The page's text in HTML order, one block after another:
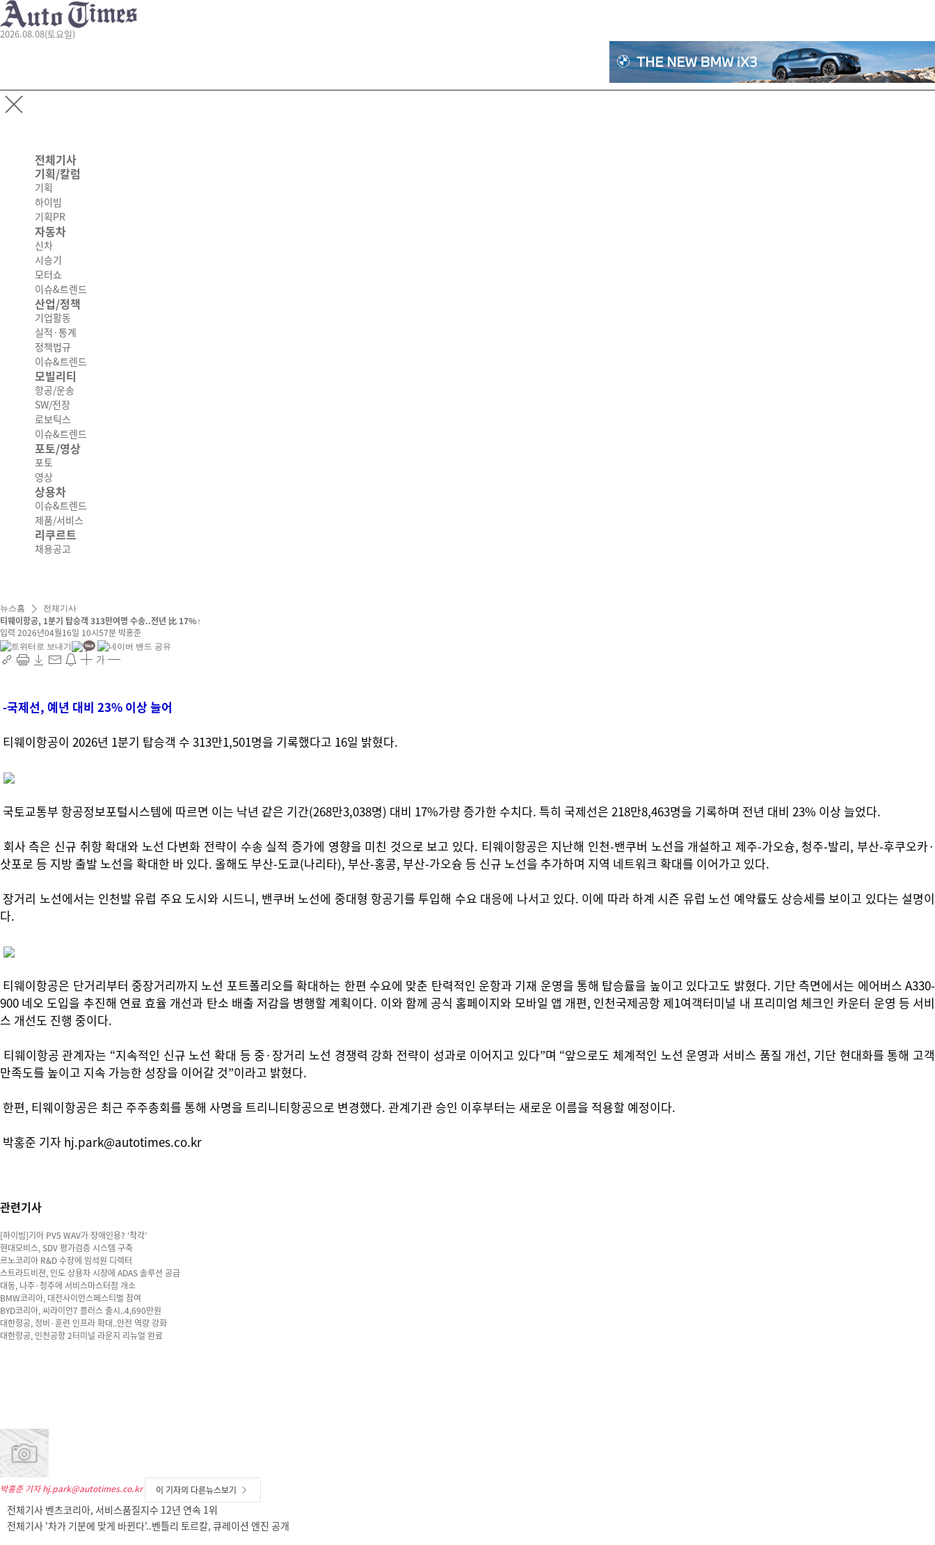
2026.08.08(토요일)
전체기사
기획/칼럼
기획
하이빔
기획PR
자동차
신차
시승기
모터쇼
이슈&트렌드
산업/정책
기업활동
실적·통계
정책법규
이슈&트렌드
모빌리티
항공/운송
SW/전장
로보틱스
이슈&트렌드
포토/영상
포토
영상
상용차
이슈&트렌드
제품/서비스
리쿠르트
채용공고
뉴스홈 전체기사
티웨이항공, 1분기 탑승객 313만여명 수송..전년 比 17%↑
입력 2026년04월16일 10시57분 박홍준
가
-국제선, 예년 대비 23% 이상 늘어
티웨이항공이 2026년 1분기 탑승객 수 313만1,501명을 기록했다고 16일 밝혔다.
국토교통부 항공정보포털시스템에 따르면 이는 낙년 같은 기간(268만3,038명) 대비 17%가량 증가한 수치다. 특히 국제선은 218만8,463명을 기록하며 전년 대비 23% 이상 늘었다.
회사 측은 신규 취항 확대와 노선 다변화 전략이 수송 실적 증가에 영향을 미친 것으로 보고 있다. 티웨이항공은 지난해 인천-밴쿠버 노선을 개설하고 제주-가오슝, 청주-발리, 부산-후쿠오카·
삿포로 등 지방 출발 노선을 확대한 바 있다. 올해도 부산-도쿄(나리타), 부산-홍콩, 부산-가오슝 등 신규 노선을 추가하며 지역 네트워크 확대를 이어가고 있다.
장거리 노선에서는 인천발 유럽 주요 도시와 시드니, 밴쿠버 노선에 중대형 항공기를 투입해 수요 대응에 나서고 있다. 이에 따라 하계 시즌 유럽 노선 예약률도 상승세를 보이고 있다는 설명이
다.
티웨이항공은 단거리부터 중장거리까지 노선 포트폴리오를 확대하는 한편 수요에 맞춘 탄력적인 운항과 기재 운영을 통해 탑승률을 높이고 있다고도 밝혔다. 기단 측면에서는 에어버스 A330-
900 네오 도입을 추진해 연료 효율 개선과 탄소 배출 저감을 병행할 계획이다. 이와 함께 공식 홈페이지와 모바일 앱 개편, 인천국제공항 제1여객터미널 내 프리미엄 체크인 카운터 운영 등 서비
스 개선도 진행 중이다.
티웨이항공 관계자는 “지속적인 신규 노선 확대 등 중·장거리 노선 경쟁력 강화 전략이 성과로 이어지고 있다”며 “앞으로도 체계적인 노선 운영과 서비스 품질 개선, 기단 현대화를 통해 고객
만족도를 높이고 지속 가능한 성장을 이어갈 것”이라고 밝혔다.
한편, 티웨이항공은 최근 주주총회를 통해 사명을 트리니티항공으로 변경했다. 관계기관 승인 이후부터는 새로운 이름을 적용할 예정이다.
박홍준 기자 hj.park@autotimes.co.kr
관련기사
[하이빔]기아 PV5 WAV가 장애인용? ‘착각’
현대모비스, SDV 평가검증 시스템 구축
르노코리아 R&D 수장에 임석원 디렉터
스트라드비젼, 인도 상용차 시장에 ADAS 솔루션 공급
대동, 나주·청주에 서비스마스터점 개소
BMW코리아, 대전사이언스페스티벌 참여
BYD코리아, 씨라이언7 플러스 출시..4,690만원
대한항공, 정비·훈련 인프라 확대..안전 역량 강화
대한항공, 인천공항 2터미널 라운지 리뉴얼 완료
박홍준 기자 hj.park@autotimes.co.kr 이 기자의 다른뉴스보기
전체기사 벤츠코리아, 서비스품질지수 12년 연속 1위
전체기사 '차가 기분에 맞게 바뀐다'..벤틀리 토르칼, 큐레이션 엔진 공개